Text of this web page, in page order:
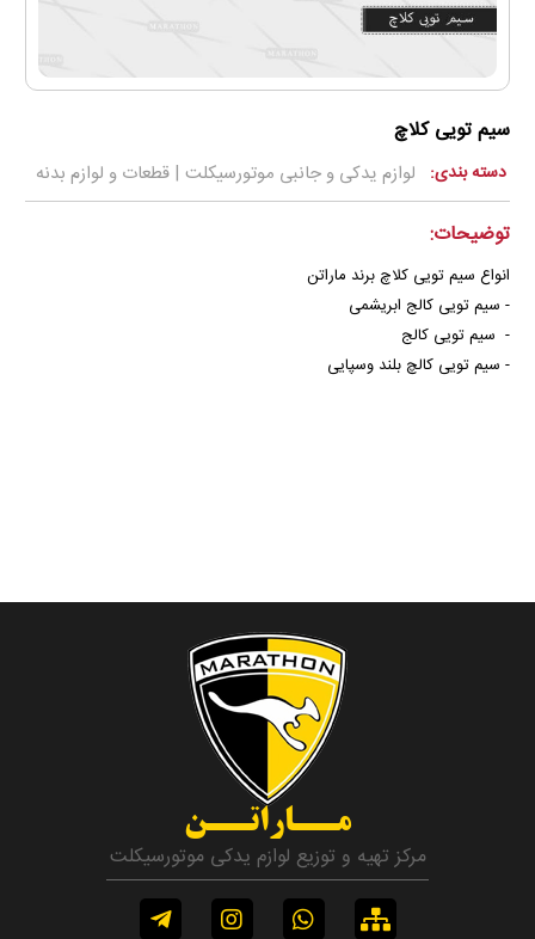
سیم تویی کلاچ
دسته بندی: لوازم یدکی و جانبی موتورسیکلت | قطعات و لوازم بدنه
توضیحات:
انواع سیم تویی کلاچ برند ماراتن
- سیم تویی کالج ابریشمی
- سیم تویی کالج
- سیم تویی کالچ بلند وسپایی
مــاراتــن
مرکز تهیه و توزیع لوازم یدکی موتورسیکلت